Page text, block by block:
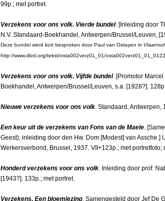
99p.; met portret.
Verzekens voor ons volk. Vierde bundel. [Inleiding door
N.V. Standaard-Boekhandel, Antwerpen/Brussel/Leuven,
Deze bundel werd kort besproken door Paul van Ostayen in
http://www.dbnl.org/tekst/osta002verz01_01/
Verzekens voor ons volk. Vijfde bundel. [Promotor
Boekhandel, Antwerpen/Brussel/Leuven, s.a. [1928?].
Nieuwe verzekens voor ons volk. Standaard, Antwerpen,
Een keur uit de verzekens van Fons van de Maele.
Geest); inleiding door den Hw. Dom [Modest] van
Werkersverbond, Brussel, 1937. VII+123p.; met portretfoto;
Honderd verzekens voor ons volk. Inleiding door prof.
[1943?]. 133p.; met portret.
Verzekens. Een bloemlezing. Samengesteld door Jef De